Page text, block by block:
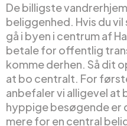
De billigste
beliggenhed. Hvis du
gå i byen i centrum af
betale for offentlig
komme derhen. Så dit
at bo centralt. For
anbefaler vi alligevel at
hyppige besøgende
mere for en central